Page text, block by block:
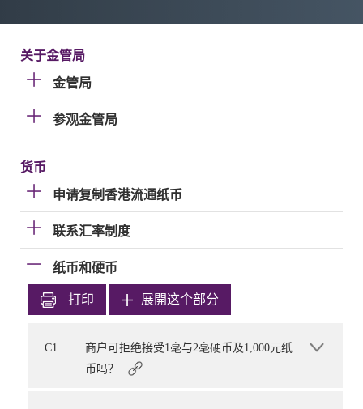
关于金管局
金管局
参观金管局
货币
申请复制香港流通纸币
联系汇率制度
纸币和硬币
打印 展開这个部分
C1
商户可拒绝接受1毫与2毫硬币及1,000元纸
币吗？